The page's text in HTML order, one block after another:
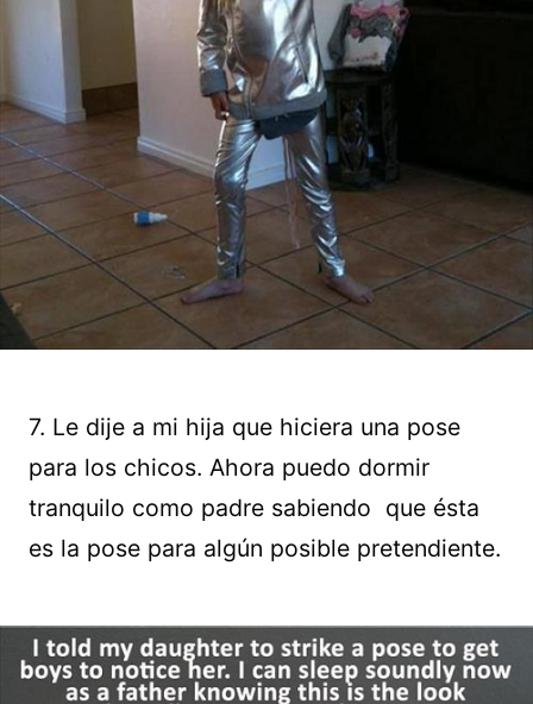
7. Le dije a mi hija que hiciera una pose
para los chicos. Ahora puedo dormir
tranquilo como padre sabiendo que ésta
es la pose para algún posible pretendiente.